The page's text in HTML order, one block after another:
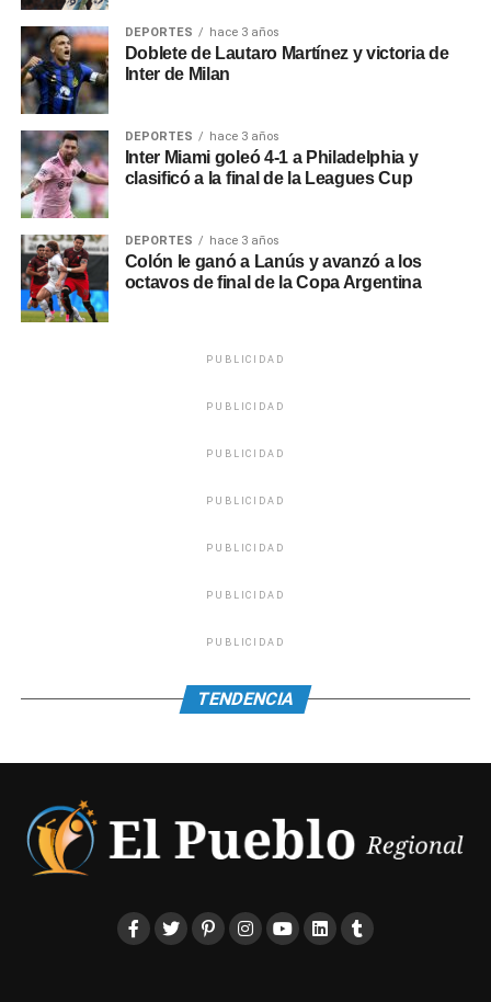
DEPORTES hace 3 años
Doblete de Lautaro Martínez y victoria de
Inter de Milan
DEPORTES hace 3 años
Inter Miami goleó 4-1 a Philadelphia y
clasificó a la final de la Leagues Cup
DEPORTES hace 3 años
Colón le ganó a Lanús y avanzó a los
octavos de final de la Copa Argentina
PUBLICIDAD
PUBLICIDAD
PUBLICIDAD
PUBLICIDAD
PUBLICIDAD
PUBLICIDAD
PUBLICIDAD
TENDENCIA